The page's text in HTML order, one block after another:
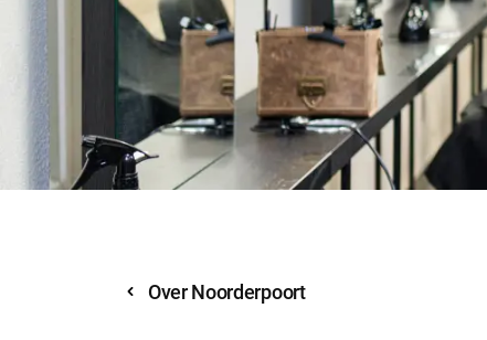
Over Noorderpoort